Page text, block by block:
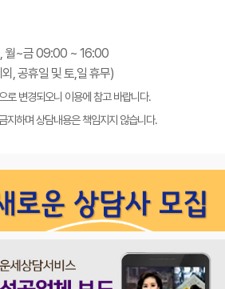
월~금 09:00 ~ 16:00
, 공휴일 및 토,일 휴무)
로 변경되오니 이용에 참고 바랍니다.
지하며 상담내용은 책임지지 않습니다.